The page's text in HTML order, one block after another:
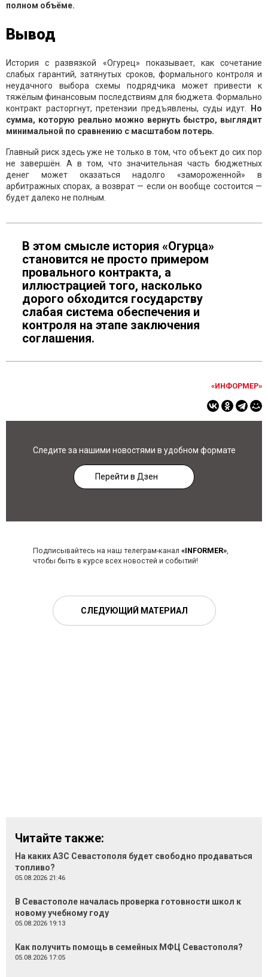
полном объёме.
Вывод
История с развязкой «Огурец» показывает, как сочетание
слабых гарантий, затянутых сроков, формального контроля и
неудачного выбора схемы подрядчика может привести к
тяжёлым финансовым последствиям для бюджета. Формально
контракт расторгнут, претензии предъявлены, суды идут.
Но
сумма, которую реально можно вернуть быстро, выглядит
минимальной по сравнению с масштабом потерь.
Главный риск здесь уже не только в том, что объект до сих пор
не завершён. А в том, что значительная часть бюджетных
денег может оказаться надолго «замороженной» в
арбитражных спорах, а возврат — если он вообще состоится —
будет далеко не полным.
В этом смысле история «Огурца»
становится не просто примером
провального контракта, а
иллюстрацией того, насколько
дорого обходится государству
слабая система обеспечения и
контроля на этапе заключения
соглашения.
«ИНФОРМЕР»
Следите за нашими новостями в удобном формате
Перейти в Дзен
Подписывайтесь на наш телеграм-канал «INFORMER»,
чтобы быть в курсе всех новостей и событий!
СЛЕДУЮЩИЙ МАТЕРИАЛ
Читайте также:
На каких АЗС Севастополя будет свободно продаваться
топливо?
05.08.2026 21:46
В Севастополе началась проверка готовности школ к
новому учебному году
05.08.2026 19:13
Как получить помощь в семейных МФЦ Севастополя?
05.08.2026 17:05